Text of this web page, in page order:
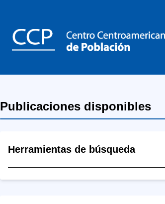
Publicaciones disponibles
Herramientas de búsqueda